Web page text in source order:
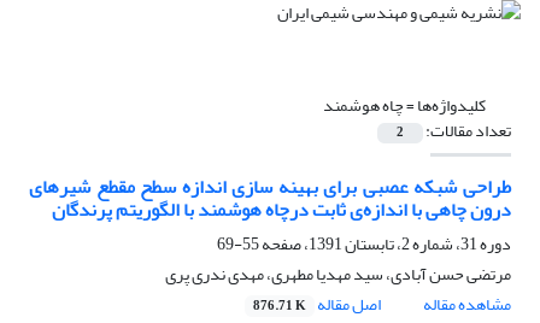
کلیدواژه‌ها =چاه هوشمند
تعداد مقالات: 2
طراحی شبکه عصبی برای بهینه سازی اندازه سطح مقطع شیرهای
درون چاهی با اندازه‌ی ثابت درچاه هوشمند با الگوریتم پرندگان
دوره 31، شماره 2، تابستان 1391، صفحه
55-69
مرتضی حسن آبادی، سید مهدیا مطهری، مهدی ندری پری
مشاهده مقاله
اصل مقاله 876.71 K